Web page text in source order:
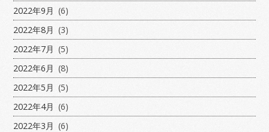
2022年9月 (6)
2022年8月 (3)
2022年7月 (5)
2022年6月 (8)
2022年5月 (5)
2022年4月 (6)
2022年3月 (6)